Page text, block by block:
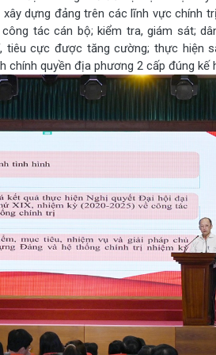
dựng đảng trên các lĩnh vực chính
tác cán bộ; kiểm tra, giám sát;
tiêu cực được tăng cường; thực hiện
chính quyền địa phương 2 cấp đúng kế